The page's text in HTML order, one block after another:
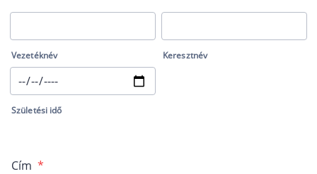
Vezetéknév Keresztnév
Születési idő
Cím *